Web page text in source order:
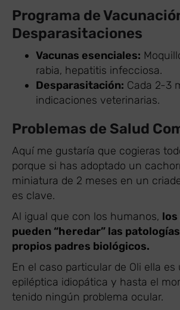
Programa de
Desparasitaciones
Vacunas esenciales:
rabia, hepatitis infecciosa.
Desparasitación: Cada 2-3
indicaciones veterinarias.
Problemas de Salud
Aquí me gustaría que cogieras
porque si has adoptado un
miniatura de 2 meses en un
es clave.
Al igual que con los humanos,
pueden “heredar” las
propios padres biológicos.
En el caso particular de Oli ella es
epiléptica idiopática y hasta el
tenido ningún problema ocular.